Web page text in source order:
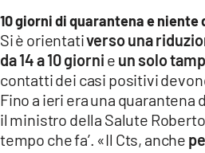
LACITYMAG.IT
ILREGGINO.IT
COSENZACHANNEL.IT
ILVIBONESE.IT
10 giorni di quarantena e niente
Si è orientativerso una
da 14 a 10 giorni e un solo
contatti dei casi positivi
Fino a ieri era una quarantena
il ministro della Salute Roberto
tempo che fa’. «Il Cts, anche